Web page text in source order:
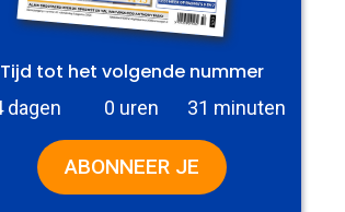
Tijd tot het volgende nummer
dagen 0 uren 31 minuten
ABONNEER JE